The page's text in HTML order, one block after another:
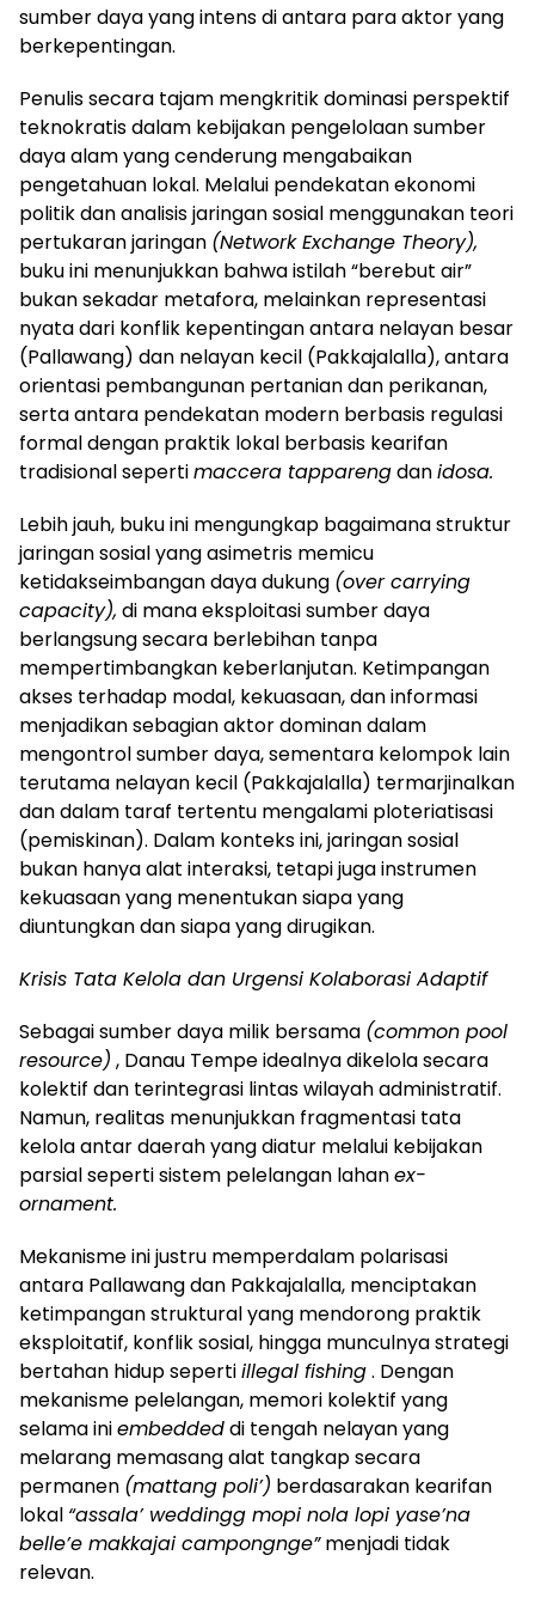
sumber daya yang intens di antara para aktor yang
berkepentingan.
Penulis secara tajam mengkritik dominasi perspektif
teknokratis dalam kebijakan pengelolaan sumber
daya alam yang cenderung mengabaikan
pengetahuan lokal. Melalui pendekatan ekonomi
politik dan analisis jaringan sosial menggunakan teori
pertukaran jaringan (Network Exchange Theory),
buku ini menunjukkan bahwa istilah “berebut air”
bukan sekadar metafora, melainkan representasi
nyata dari konflik kepentingan antara nelayan besar
(Pallawang) dan nelayan kecil (Pakkajalalla), antara
orientasi pembangunan pertanian dan perikanan,
serta antara pendekatan modern berbasis regulasi
formal dengan praktik lokal berbasis kearifan
tradisional sepertimaccera tapparengdanidosa.
Lebih jauh, buku ini mengungkap bagaimana struktur
jaringan sosial yang asimetris memicu
ketidakseimbangan daya dukung (over carrying
capacity), di mana eksploitasi sumber daya
berlangsung secara berlebihan tanpa
mempertimbangkan keberlanjutan. Ketimpangan
akses terhadap modal, kekuasaan, dan informasi
menjadikan sebagian aktor dominan dalam
mengontrol sumber daya, sementara kelompok lain
terutama nelayan kecil (Pakkajalalla) termarjinalkan
dan dalam taraf tertentu mengalami ploteriatisasi
(pemiskinan). Dalam konteks ini, jaringan sosial
bukan hanya alat interaksi, tetapi juga instrumen
kekuasaan yang menentukan siapa yang
diuntungkan dan siapa yang dirugikan.
Krisis Tata Kelola dan Urgensi Kolaborasi Adaptif
Sebagai sumber daya milik bersama (common pool
resource) , Danau Tempe idealnya dikelola secara
kolektif dan terintegrasi lintas wilayah administratif.
Namun, realitas menunjukkan fragmentasi tata
kelola antar daerah yang diatur melalui kebijakan
parsial seperti sistem pelelangan lahanex-
ornament.
Mekanisme ini justru memperdalam polarisasi
antara Pallawang dan Pakkajalalla, menciptakan
ketimpangan struktural yang mendorong praktik
eksploitatif, konflik sosial, hingga munculnya strategi
bertahan hidup sepertiillegal fishing. Dengan
mekanisme pelelangan, memori kolektif yang
selama iniembeddeddi tengah nelayan yang
melarang memasang alat tangkap secara
permanen (mattang poli’) berdasarakan kearifan
lokal “assala’ weddingg mopi nola lopi yase’na
belle’e makkajai campongnge”menjadi tidak
relevan.